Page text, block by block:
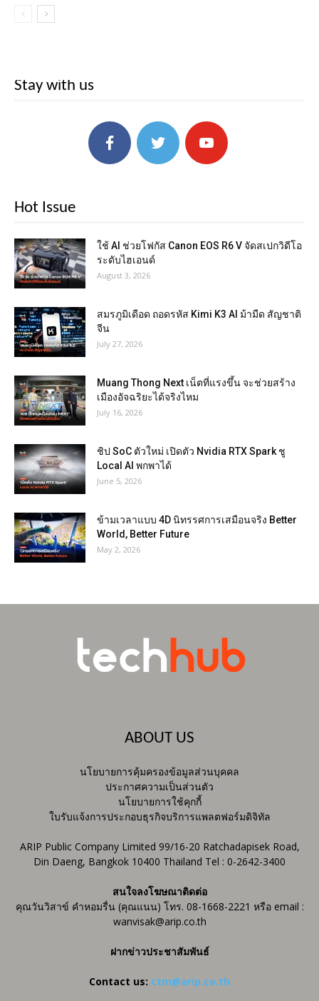
Stay with us
Hot Issue
ใช้ AI ช่วยโฟกัส Canon EOS R6 V จัดสเปกวิดีโอ
ระดับไฮเอนด์
August 3, 2026
สมรภูมิเดือด ถอดรหัส Kimi K3 AI ม้ามืด สัญชาติ
จีน
July 27, 2026
Muang Thong Next เน็ตที่แรงขึ้น จะช่วยสร้าง
เมืองอัจฉริยะได้จริงไหม
July 16, 2026
ชิป SoC ตัวใหม่ เปิดตัว Nvidia RTX Spark ชู
Local AI พกพาได้
June 5, 2026
ข้ามเวลาแบบ 4D นิทรรศการเสมือนจริง Better
World, Better Future
May 2, 2026
ABOUT US
นโยบายการคุ้มครองข้อมูลส่วนบุคคล
ประกาศความเป็นส่วนตัว
นโยบายการใช้คุกกี้
ใบรับแจ้งการประกอบธุรกิจบริการแพลตฟอร์มดิจิทัล
ARIP Public Company Limited 99/16-20 Ratchadapisek Road,
Din Daeng, Bangkok 10400 Thailand Tel : 0-2642-3400
สนใจลงโฆษณาติดต่อ
คุณวันวิสาข์ คำหอมรื่น (คุณแนน) โทร. 08-1668-2221 หรือ email :
wanvisak@arip.co.th
ฝากข่าวประชาสัมพันธ์
Contact us: ctm@arip.co.th